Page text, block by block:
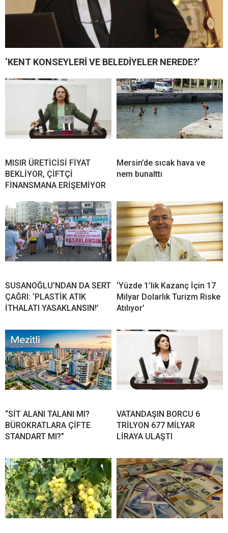
‘KENT KONSEYLERİ VE BELEDİYELER NEREDE?’
MISIR ÜRETİCİSİ FİYAT
BEKLİYOR, ÇİFTÇİ
FİNANSMANA ERİŞEMİYOR
Mersin’de sıcak hava ve
nem bunalttı
SUSANOĞLU’NDAN DA SERT
ÇAĞRI: ‘PLASTİK ATIK
İTHALATI YASAKLANSIN!’
‘Yüzde 1’lik Kazanç İçin 17
Milyar Dolarlık Turizm Riske
Atılıyor’
“SİT ALANI TALANI MI?
BÜROKRATLARA ÇİFTE
STANDART MI?”
VATANDAŞIN BORCU 6
TRİLYON 677 MİLYAR
LİRAYA ULAŞTI